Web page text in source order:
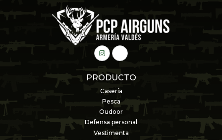
PRODUCTO
Casería
Pesca
Oudoor
Defensa personal
Vestimenta